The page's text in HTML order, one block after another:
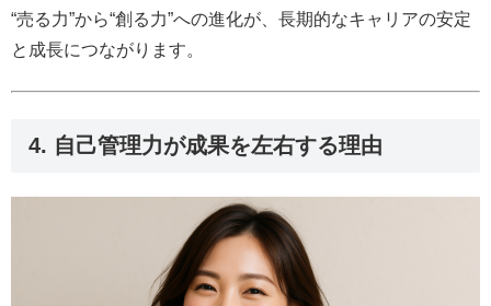
“売る力”から“創る力”への進化が、長期的なキャリアの安定
と成長につながります。
4. 自己管理力が成果を左右する理由